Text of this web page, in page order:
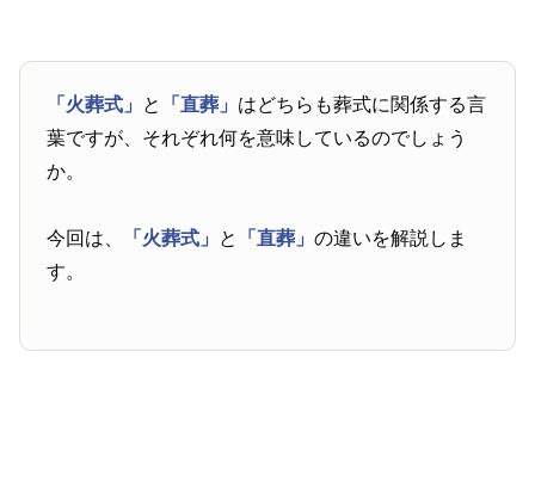
「火葬式」 と 「直葬」 はどちらも葬式に関係する言
葉ですが、それぞれ何を意味しているのでしょう
か。
今回は、 「火葬式」 と 「直葬」の違いを解説しま
す。